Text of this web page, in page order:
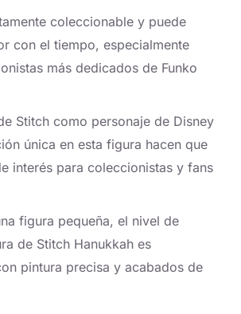
coleccionable y puede
con el tiempo, especialmente
más dedicados de Funko
Stitch como personaje de Disney
única en esta figura hacen que
interés para coleccionistas y fans
figura pequeña, el nivel de
de Stitch Hanukkah es
pintura precisa y acabados de